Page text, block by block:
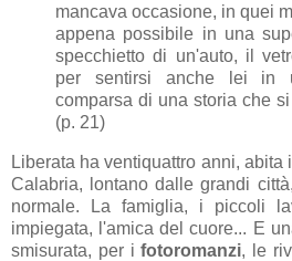
mancava occasione, in quei
appena possibile in una
specchietto di un'auto, il
per sentirsi anche lei in
comparsa di una storia che
(p. 21)
Liberata ha ventiquattro anni,
Calabria, lontano dalle grandi
normale. La famiglia, i piccoli
impiegata, l'amica del cuore... E
smisurata, per ifotoromanzi, le